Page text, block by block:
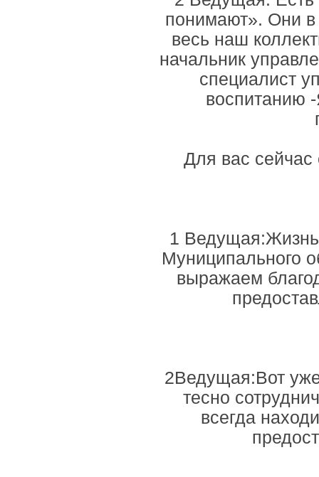
понимают». Они в
весь наш
начальник
специалист
воспитанию
Для вас сейчас
1 Ведущая:Жизнь
Муниципального
выражаем
2Ведущая:Вот
тесно
всегда